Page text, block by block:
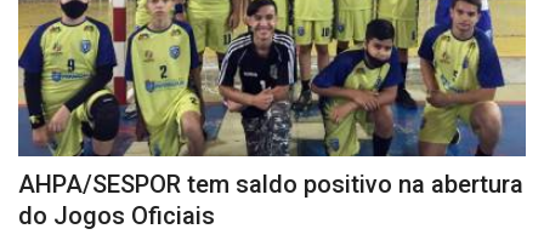
AHPA/SESPOR tem saldo positivo na abertura
do Jogos Oficiais